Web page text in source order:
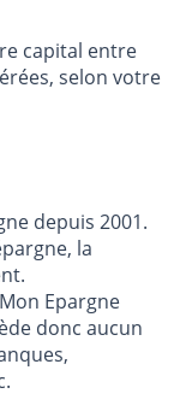
capital entre
selon votre
depuis 2001.
la
Epargne
donc aucun